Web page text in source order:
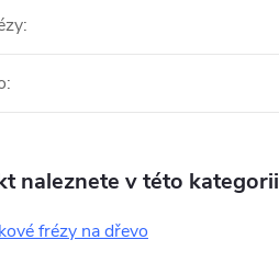
:
:
naleznete v této kategorii
frézy na dřevo